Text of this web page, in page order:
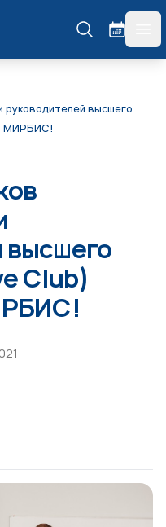
руководителей высшего
МИРБИС!
высшего
Club)